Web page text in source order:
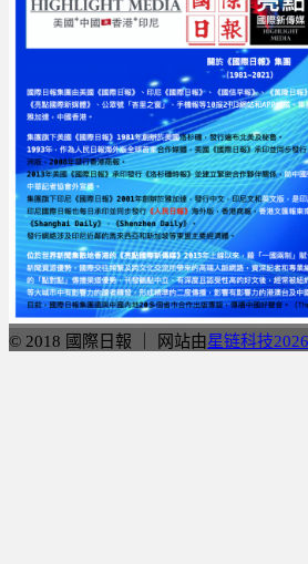
© 2018 國際日報 ｜ 网站由星链科技